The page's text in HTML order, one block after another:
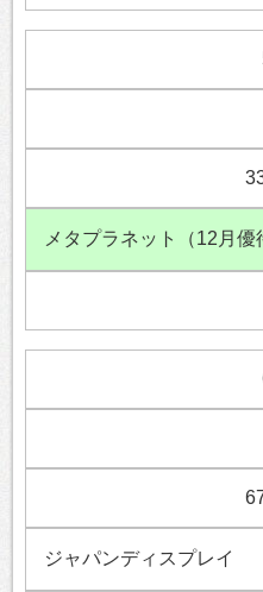
メタプラネット（12月優
ジャパンディスプレイ